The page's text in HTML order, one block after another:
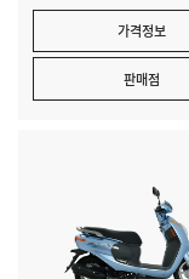
가격정보
판매점